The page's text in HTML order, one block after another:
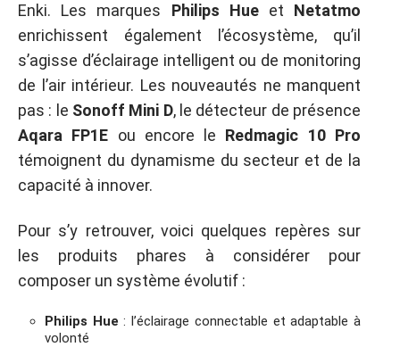
Enki. Les marques Philips Hueet Netatmo
enrichissent également l’écosystème, qu’il
s’agisse d’éclairage intelligent ou de monitoring
de l’air intérieur. Les nouveautés ne manquent
pas : le Sonoff Mini D, le détecteur de présence
Aqara FP1E ou encore le Redmagic 10 Pro
témoignent du dynamisme du secteur et de la
capacité à innover.
Pour s’y retrouver, voici quelques repères sur
les produits phares à considérer pour
composer un système évolutif :
Philips Hue : l’éclairage connectable et adaptable à
volonté